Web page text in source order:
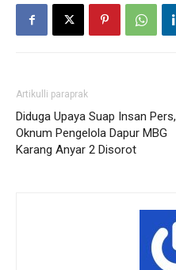
Artikulli paraprak
Diduga Upaya Suap Insan Pers,
Oknum Pengelola Dapur MBG
Karang Anyar 2 Disorot